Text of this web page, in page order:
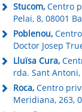
Stucom, Centro
Pelai, 8, 08001
Poblenou,
Doctor Josep
Lluïsa Cura,
rda. Sant
Roca, Centro
Meridiana, 263,